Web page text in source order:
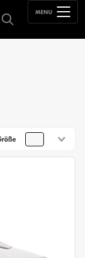
MENU